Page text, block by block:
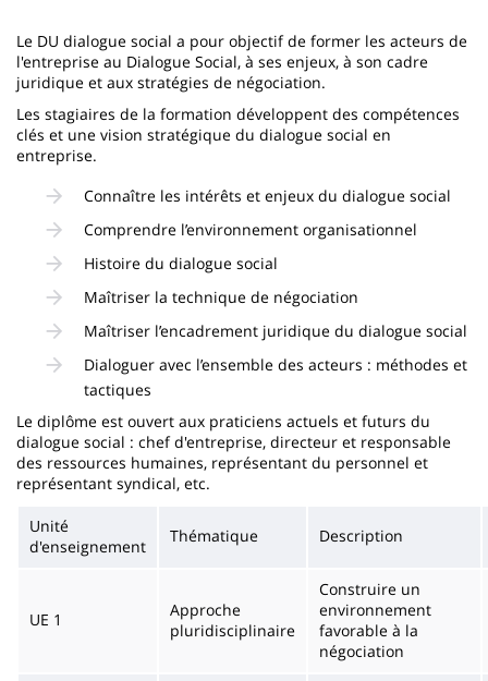
Le DU dialogue social a pour objectif de former les acteurs de
l'entreprise au Dialogue Social, à ses enjeux, à son cadre
juridique et aux stratégies de négociation.
Les stagiaires de la formation développent des compétences
clés et une vision stratégique du dialogue social en
entreprise.
Connaître les intérêts et enjeux du dialogue social
Comprendre l’environnement organisationnel
Histoire du dialogue social
Maîtriser la technique de négociation
Maîtriser l’encadrement juridique du dialogue social
Dialoguer avec l’ensemble des acteurs : méthodes et
tactiques
Le diplôme est ouvert aux praticiens actuels et futurs du
dialogue social : chef d'entreprise, directeur et responsable
des ressources humaines, représentant du personnel et
représentant syndical, etc.
Unité
d'enseignement
Thématique Description
UE 1
Approche
pluridisciplinaire
Construire un
environnement
favorable à la
négociation